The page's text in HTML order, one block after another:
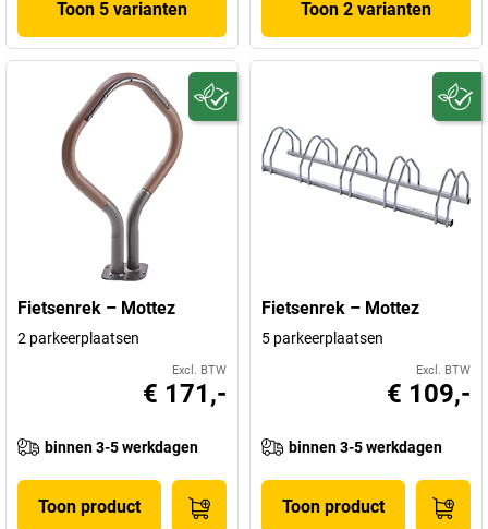
Toon 5 varianten Toon 2 varianten
Fietsenrek – Mottez
2 parkeerplaatsen
Excl. BTW
€ 171,-
binnen 3-5 werkdagen
Toon product
Fietsenrek – Mottez
5 parkeerplaatsen
Excl. BTW
€ 109,-
binnen 3-5 werkdagen
Toon product